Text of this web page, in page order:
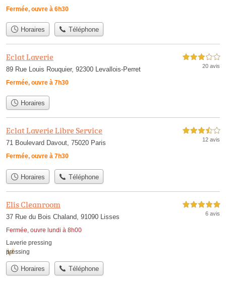
Fermée, ouvre à 6h30
Horaires Téléphone
Eclat Laverie
89 Rue Louis Rouquier, 92300 Levallois-Perret
Fermée, ouvre à 7h30
3,0 étoiles sur 5
20 avis
Horaires
Eclat Laverie Libre Service
71 Boulevard Davout, 75020 Paris
Fermée, ouvre à 7h30
3,5 étoiles sur 5
12 avis
Horaires Téléphone
Elis Cleanroom
37 Rue du Bois Chaland, 91090 Lisses
Fermée, ouvre lundi à 8h00
5,0 étoiles sur 5
6 avis
Laverie pressing
pressing
Horaires Téléphone